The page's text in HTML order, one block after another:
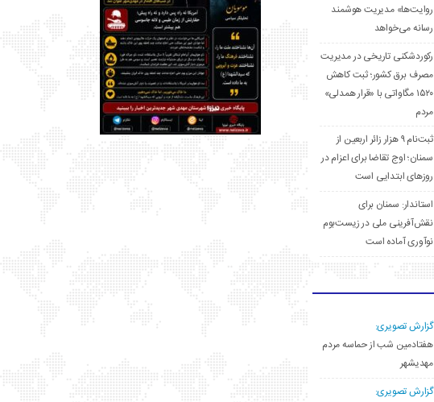
روایت‌ها» مدیریت هوشمند
رسانه می‌خواهد
رکوردشکنی تاریخی در مدیریت
مصرف برق کشور؛ ثبت کاهش
۱۵۲۰ مگاواتی با «قرار همدلی»
مردم
ثبت‌نام ۹ هزار زائر اربعین از
سمنان؛ اوج تقاضا برای اعزام در
روزهای ابتدایی است
استاندار: سمنان برای
نقش‌آفرینی ملی در زیست‌بوم
نوآوری آماده است
گزارش تصویری:
هفتادمین شب از حماسه مردم
مهدیشهر
گزارش تصویری: